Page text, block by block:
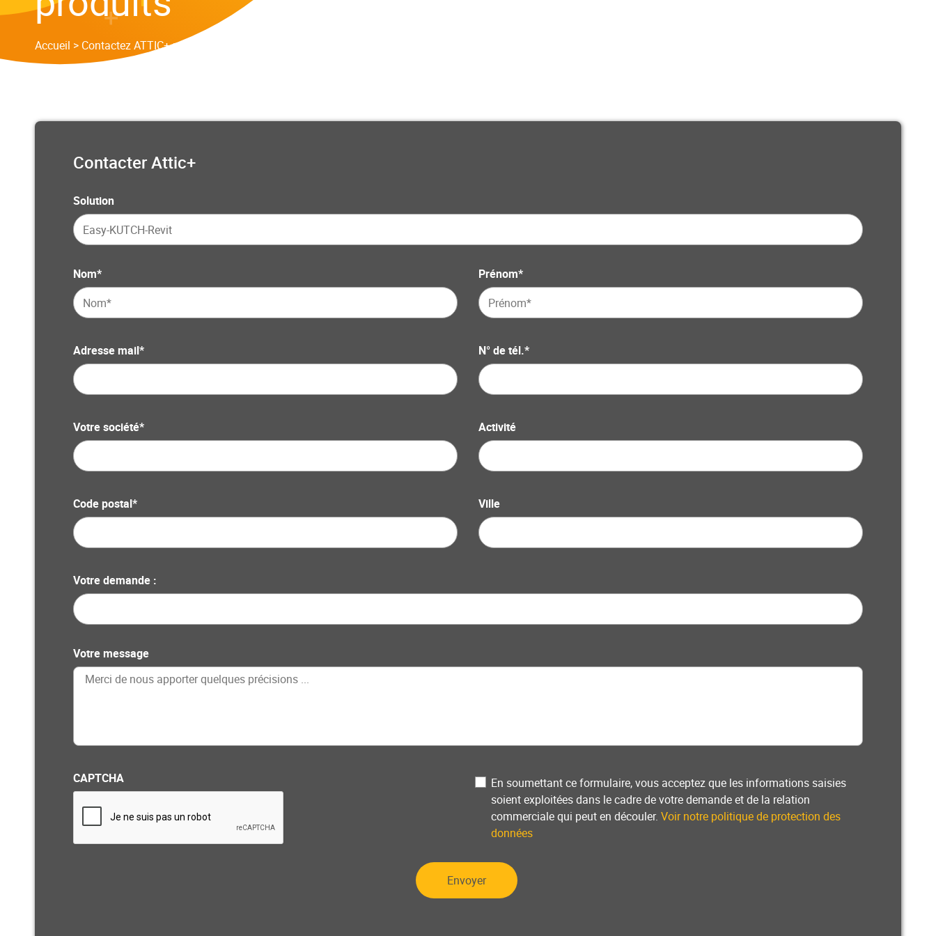
Accueil > Contactez ATTIC+ pour plus d’informations sur nos produits
Contacter Attic+
Solution
Nom* Prénom*
Adresse mail* N° de tél.*
Votre société* Activité
Code postal* Ville
Votre demande :
Votre message
CAPTCHA Privacy
En soumettant ce formulaire, vous acceptez que les informations saisies
soient exploitées dans le cadre de votre demande et de la relation
commerciale qui peut en découler. Voir notre politique de protection des
données
Envoyer